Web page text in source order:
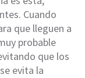
Cuando
que lleguen a
probable
que los
evita la